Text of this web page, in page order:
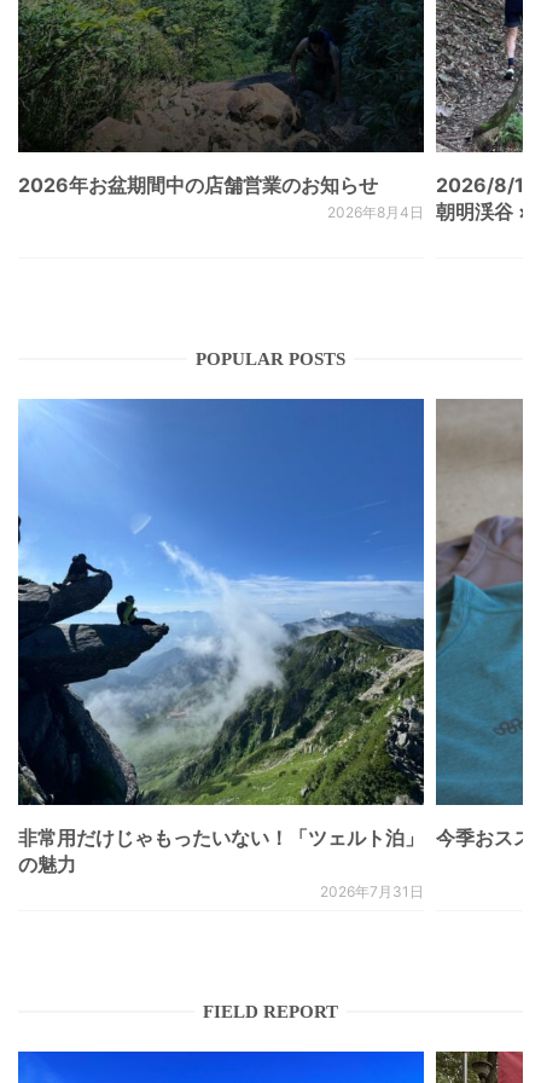
2026年お盆期間中の店舗営業のお知らせ
2026年8月4日
2026/8/
朝明渓谷 ×
POPULAR POSTS
非常用だけじゃもったいない！「ツェルト泊」
の魅力
2026年7月31日
今季おスス
FIELD REPORT